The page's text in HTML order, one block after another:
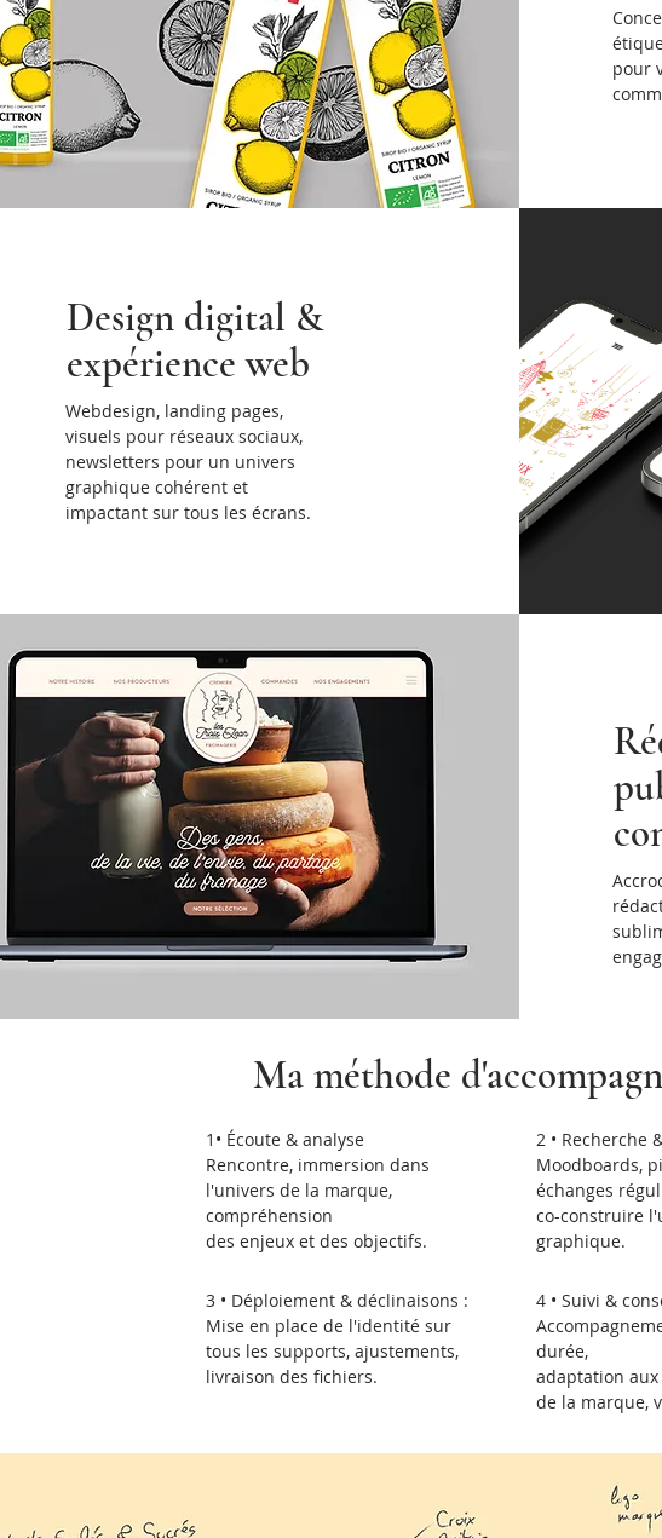
Design digital &
expérience web
Webdesign, landing pages,
visuels pour réseaux sociaux,
newsletters pour un univers
graphique cohérent et
impactant sur tous les écrans.
pour
Ma méthode
1• Écoute & analyse
Rencontre, immersion dans
l'univers de la marque,
compréhension
des enjeux et des objectifs.
3 • Déploiement & déclinaisons :
Mise en place de l'identité sur
tous les supports, ajustements,
livraison des fichiers.
2 • Recherche
Moodboards,
échanges
co-construire
graphique.
4 • Suivi &
durée,
adaptation
de la marque,